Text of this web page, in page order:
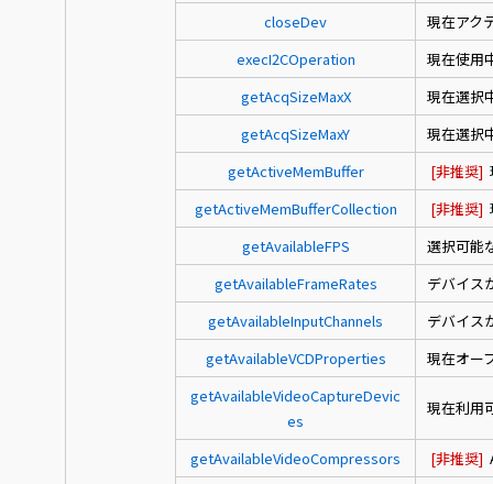
closeDev
現在アク
execI2COperation
現在使用
getAcqSizeMaxX
現在選択
getAcqSizeMaxY
現在選択
getActiveMemBuffer
[非推奨]
getActiveMemBufferCollection
[非推奨]
getAvailableFPS
選択可能
getAvailableFrameRates
デバイス
getAvailableInputChannels
デバイス
getAvailableVCDProperties
現在オー
getAvailableVideoCaptureDevic
es
現在利用
getAvailableVideoCompressors [非推奨]